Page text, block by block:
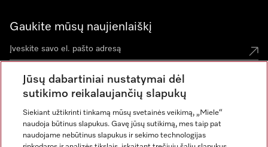
Gaukite mūsų naujienlaiškį
Jūsų dabartiniai nustatymai dėl
sutikimo reikalaujančių slapukų
Siekiant užtikrinti tinkamą mūsų svetainės veikimą, „Miele“
naudoja būtinus slapukus. Gavę jūsų sutikimą, mes taip pat
naudojame nebūtinus slapukus ir sekimo technologijas